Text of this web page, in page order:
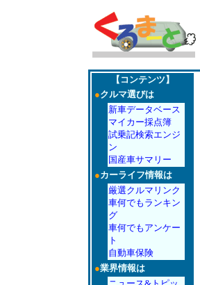
【コンテンツ】
●クルマ選びは
新車データベース
マイカー採点簿
試乗記検索エンジ
ン
国産車サマリー
●カーライフ情報は
厳選クルマリンク
車何でもランキン
グ
車何でもアンケー
ト
自動車保険
●業界情報は